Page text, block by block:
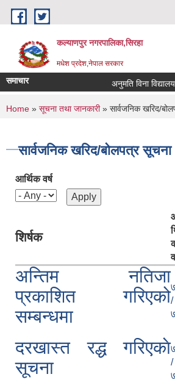
Skip to main content
कल्याणपुर नगरपालिका,सिरहा
मधेश प्रदेश,नेपाल सरकार
समाचार अनुमति विना विद्यालय
You are here
Home » सूचना तथा जानकारी» सार्वजनिक खरिद/
सार्वजनिक खरिद/बोलपत्र सूचना
आर्थिक वर्ष
शिर्षक
अन्तिम नतिजा
प्रकाशित गरिएको
सम्बन्धमा
/
दरखास्त रद्ध गरिएकाे
सूचना
/